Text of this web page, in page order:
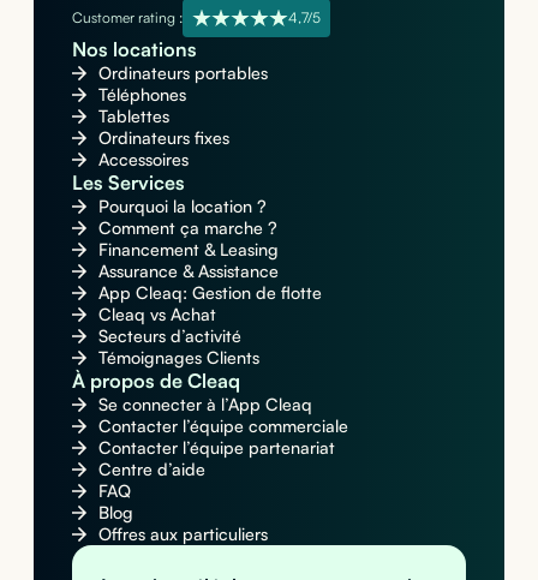
Customer rating : 4,7/5
Nos locations
Ordinateurs portables
Téléphones
Tablettes
Ordinateurs fixes
Accessoires
Les Services
Pourquoi la location ?
Comment ça marche ?
Financement & Leasing
Assurance & Assistance
App Cleaq: Gestion de flotte
Cleaq vs Achat
Secteurs d’activité
Témoignages Clients
À propos de Cleaq
Se connecter à l’App Cleaq
Contacter l’équipe commerciale
Contacter l’équipe partenariat
Centre d’aide
FAQ
Blog
Offres aux particuliers